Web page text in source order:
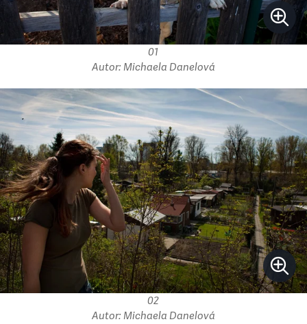
01
Autor: Michaela Danelová
02
Autor: Michaela Danelová